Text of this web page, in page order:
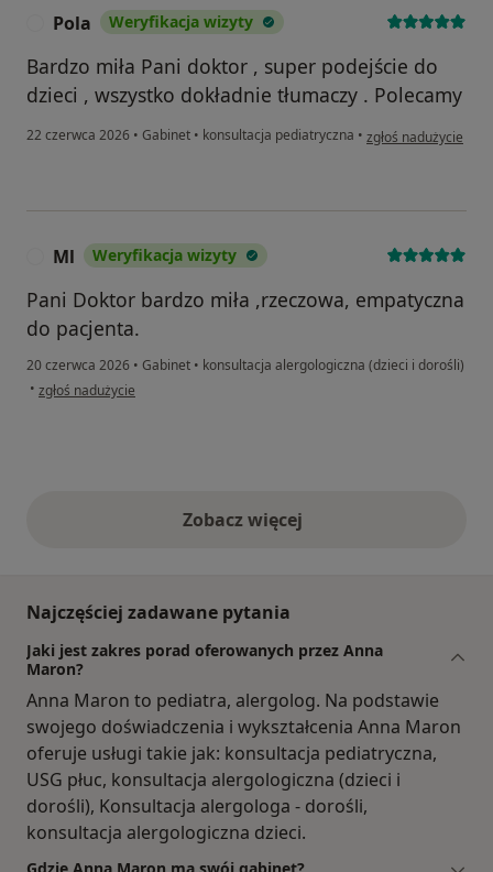
Pola Weryfikacja wizyty
Bardzo miła Pani doktor , super podejście do
dzieci , wszystko dokładnie tłumaczy . Polecamy
22 czerwca 2026 • Gabinet • konsultacja pediatryczna • w opinii użytkownika
zgłoś nadużycie
Ml Weryfikacja wizyty
Pani Doktor bardzo miła ,rzeczowa, empatyczna
do pacjenta.
20 czerwca 2026 • Gabinet • konsultacja alergologiczna (dzieci i dorośli)
• w opinii użytkownika Ml
zgłoś nadużycie
Zobacz więcejopinie powyżej
Najczęściej zadawane pytania
Jaki jest zakres porad oferowanych przez Anna
Maron?
Anna Maron to pediatra, alergolog. Na podstawie
swojego doświadczenia i wykształcenia Anna Maron
oferuje usługi takie jak: konsultacja pediatryczna,
USG płuc, konsultacja alergologiczna (dzieci i
dorośli), Konsultacja alergologa - dorośli,
konsultacja alergologiczna dzieci.